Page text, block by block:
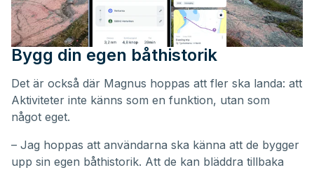
Bygg din egen båthistorik
Det är också där Magnus hoppas att fler ska landa: att
Aktiviteter inte känns som en funktion, utan som
något eget.
– Jag hoppas att användarna ska känna att de bygger
upp sin egen båthistorik. Att de kan bläddra tillbaka